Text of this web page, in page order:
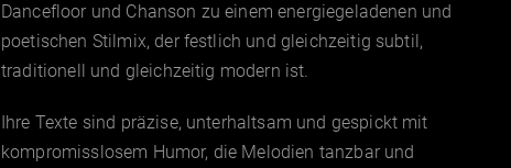
Dancefloor und Chanson zu einem energiegeladenen und
poetischen Stilmix, der festlich und gleichzeitig subtil,
traditionell und gleichzeitig modern ist.
Ihre Texte sind präzise, unterhaltsam und gespickt mit
kompromisslosem Humor, die Melodien tanzbar und